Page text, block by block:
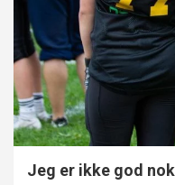
Jeg er ikke god